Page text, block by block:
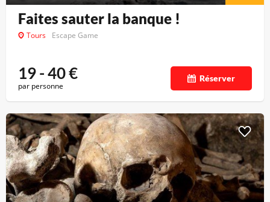
Faites sauter la banque !
Tours Escape Game
19 - 40€
par personne
Réserver